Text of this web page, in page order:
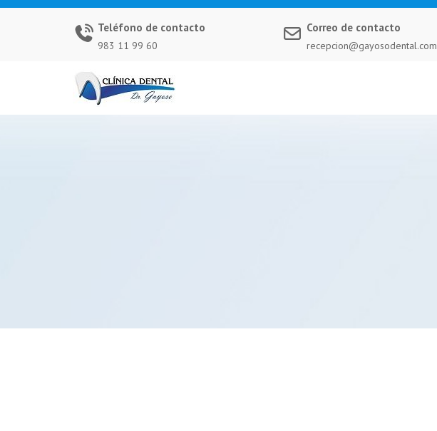
Saltar
Teléfono de contacto
983 11 99 60
Correo de contacto
recepcion@gayosodental.com